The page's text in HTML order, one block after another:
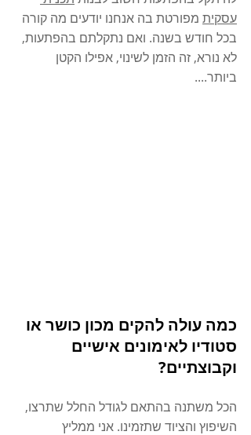
עסקית מפורטת בה אנחנו יודעים מה קורה
בכל חודש בשנה. ואם נתקלתם בהפתעות,
לא נורא, זה הזמן לשינוי, אפילו הקטן
ביותר....
כמה עולה להקים מכון כושר או
סטודיו לאימונים אישיים
וקבוצתיים?
הכל משתנה בהתאם לגודל החלל שתרצו,
השיפוץ והציוד שתזמינו. אני ממליץ